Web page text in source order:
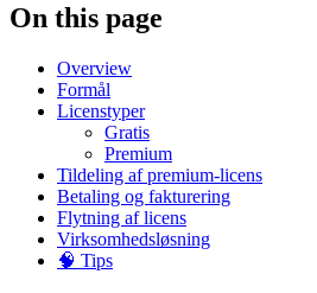
On this page
Overview
Formål
Licenstyper
Gratis
Premium
Tildeling af premium-licens
Betaling og fakturering
Flytning af licens
Virksomhedsløsning
🧠 Tips